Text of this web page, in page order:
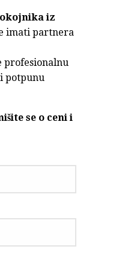
iz
imati partnera
profesionalnu
potpunu
se o ceni i